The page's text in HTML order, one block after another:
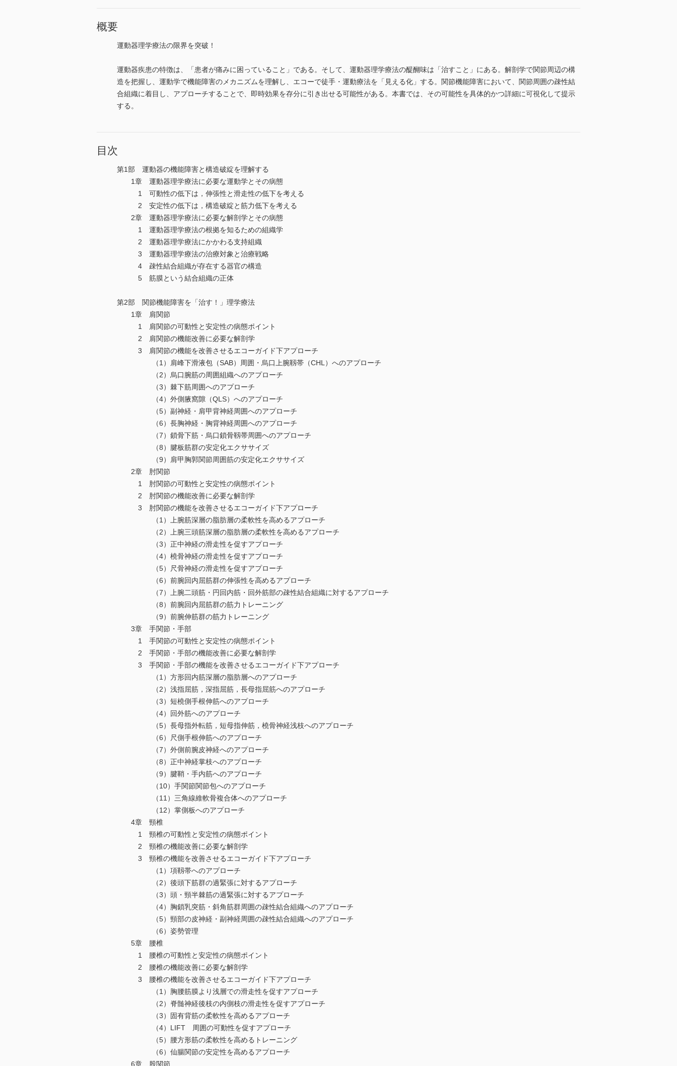
概要
運動器理学療法の限界を突破！
運動器疾患の特徴は、「患者が痛みに困っていること」である。そして、運動器理学療法の醍醐味は「治すこと」にある。解剖学で関節周辺の構
造を把握し、運動学で機能障害のメカニズムを理解し、エコーで徒手・運動療法を「見える化」する。関節機能障害において、関節周囲の疎性結
合組織に着目し、アプローチすることで、即時効果を存分に引き出せる可能性がある。本書では、その可能性を具体的かつ詳細に可視化して提示
する。
目次
第1部 運動器の機能障害と構造破綻を理解する
1章 運動器理学療法に必要な運動学とその病態
1 可動性の低下は，伸張性と滑走性の低下を考える
2 安定性の低下は，構造破綻と筋力低下を考える
2章 運動器理学療法に必要な解剖学とその病態
1 運動器理学療法の根拠を知るための組織学
2 運動器理学療法にかかわる支持組織
3 運動器理学療法の治療対象と治療戦略
4 疎性結合組織が存在する器官の構造
5 筋膜という結合組織の正体
第2部 関節機能障害を「治す！」理学療法
1章 肩関節
1 肩関節の可動性と安定性の病態ポイント
2 肩関節の機能改善に必要な解剖学
3 肩関節の機能を改善させるエコーガイド下アプローチ
（1）肩峰下滑液包（SAB）周囲・烏口上腕靱帯（CHL）へのアプローチ
（2）烏口腕筋の周囲組織へのアプローチ
（3）棘下筋周囲へのアプローチ
（4）外側腋窩隙（QLS）へのアプローチ
（5）副神経・肩甲背神経周囲へのアプローチ
（6）長胸神経・胸背神経周囲へのアプローチ
（7）鎖骨下筋・烏口鎖骨靱帯周囲へのアプローチ
（8）腱板筋群の安定化エクササイズ
（9）肩甲胸郭関節周囲筋の安定化エクササイズ
2章 肘関節
1 肘関節の可動性と安定性の病態ポイント
2 肘関節の機能改善に必要な解剖学
3 肘関節の機能を改善させるエコーガイド下アプローチ
（1）上腕筋深層の脂肪層の柔軟性を高めるアプローチ
（2）上腕三頭筋深層の脂肪層の柔軟性を高めるアプローチ
（3）正中神経の滑走性を促すアプローチ
（4）橈骨神経の滑走性を促すアプローチ
（5）尺骨神経の滑走性を促すアプローチ
（6）前腕回内屈筋群の伸張性を高めるアプローチ
（7）上腕二頭筋・円回内筋・回外筋部の疎性結合組織に対するアプローチ
（8）前腕回内屈筋群の筋力トレーニング
（9）前腕伸筋群の筋力トレーニング
3章 手関節・手部
1 手関節の可動性と安定性の病態ポイント
2 手関節・手部の機能改善に必要な解剖学
3 手関節・手部の機能を改善させるエコーガイド下アプローチ
（1）方形回内筋深層の脂肪層へのアプローチ
（2）浅指屈筋，深指屈筋，長母指屈筋へのアプローチ
（3）短橈側手根伸筋へのアプローチ
（4）回外筋へのアプローチ
（5）長母指外転筋，短母指伸筋，橈骨神経浅枝へのアプローチ
（6）尺側手根伸筋へのアプローチ
（7）外側前腕皮神経へのアプローチ
（8）正中神経掌枝へのアプローチ
（9）腱鞘・手内筋へのアプローチ
（10）手関節関節包へのアプローチ
（11）三角線維軟骨複合体へのアプローチ
（12）掌側板へのアプローチ
4章 頸椎
1 頸椎の可動性と安定性の病態ポイント
2 頸椎の機能改善に必要な解剖学
3 頸椎の機能を改善させるエコーガイド下アプローチ
（1）項靱帯へのアプローチ
（2）後頭下筋群の過緊張に対するアプローチ
（3）頭・頸半棘筋の過緊張に対するアプローチ
（4）胸鎖乳突筋・斜角筋群周囲の疎性結合組織へのアプローチ
（5）頸部の皮神経・副神経周囲の疎性結合組織へのアプローチ
（6）姿勢管理
5章 腰椎
1 腰椎の可動性と安定性の病態ポイント
2 腰椎の機能改善に必要な解剖学
3 腰椎の機能を改善させるエコーガイド下アプローチ
（1）胸腰筋膜より浅層での滑走性を促すアプローチ
（2）脊髄神経後枝の内側枝の滑走性を促すアプローチ
（3）固有背筋の柔軟性を高めるアプローチ
（4）LIFT 周囲の可動性を促すアプローチ
（5）腰方形筋の柔軟性を高めるトレーニング
（6）仙腸関節の安定性を高めるアプローチ
6章 股関節